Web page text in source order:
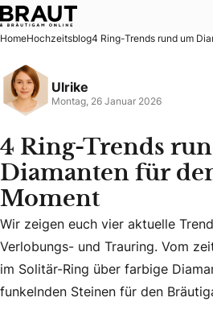
4 Ring-Trends rund um
HomeHochzeitsblog4 Ring-Trends rund um
Ulrike
Montag, 26 Januar 2026
4 Ring-Trends
Diamanten für
Moment
Wir zeigen euch vier aktuelle
Wir zeigen euch vier aktuelle
Verlobungs- und Trauring. Vom
im Solitär-Ring über farbige
funkelnden Steinen für den